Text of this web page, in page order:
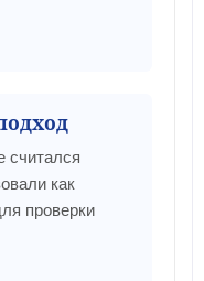
считался
как
проверки